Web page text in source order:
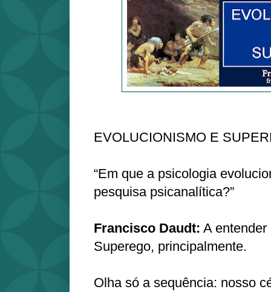
EVOLUCIONISMO E
“Em que a psicologia
pesquisa psicanalítica?”
Francisco Daudt: A
Superego, principalmente.
Olha só a sequência: nosso